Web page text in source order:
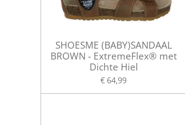
SHOESME (BABY)SANDAAL
BROWN - ExtremeFlex® met
Dichte Hiel
€ 64,99